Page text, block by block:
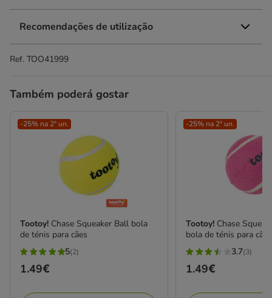
Recomendações de utilização
Ref. TOO41999
Também poderá gostar
-25% na 2ª un.
Tootoy! Chase Squeaker Ball bola
de ténis para cães
5
estrelas
5(2)
Preço
1.49€
-25% na 2ª un.
Tootoy! Chase
bola de ténis para cães
3.7
estrelas
3.7(3)
Preço
1.49€